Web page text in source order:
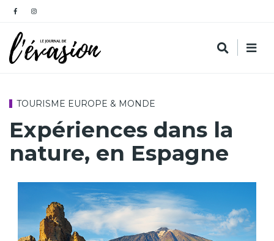
TOURISME EUROPE & MONDE
Expériences dans la
nature, en Espagne